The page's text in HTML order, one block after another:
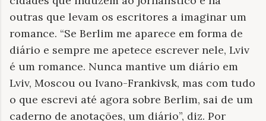
outras que levam os escritores a imaginar um
romance. “Se Berlim me aparece em forma de
diário e sempre me apetece escrever nele, Lviv
é um romance. Nunca mantive um diário em
Lviv, Moscou ou Ivano-Frankivsk, mas com tudo
o que escrevi até agora sobre Berlim, sai de um
caderno de anotações, um diário”, diz. Por